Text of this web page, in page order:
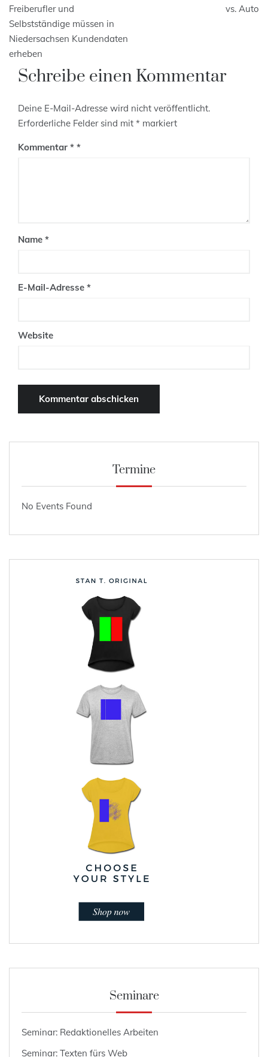
Freiberufler und
Selbstständige müssen in
Niedersachsen Kundendaten
erheben
vs. Auto
Schreibe einen Kommentar
Deine E-Mail-Adresse wird nicht veröffentlicht.
Erforderliche Felder sind mit * markiert
Kommentar *
Name *
E-Mail-Adresse *
Website
Termine
No Events Found
Seminare
Seminar: Redaktionelles Arbeiten
Seminar: Texten fürs Web